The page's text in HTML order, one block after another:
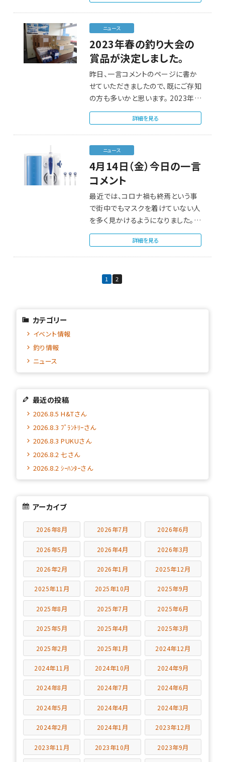
ニュース
2023年春の釣り大会の
賞品が決定しました。
昨日、一言コメントのページに書か
せていただきましたので、既にご存知
の方も多いかと思います。 2023年
春…
詳細を見る
ニュース
4月14日（金）今日の一言
コメント
最近では、コロナ禍も終焉という事
で街中でもマスクを着けていない人
を多く見かけるようになりました。私
自身も本来は…
詳細を見る
1 2
カテゴリー
イベント情報
釣り情報
ニュース
最近の投稿
2026.8.5 H&Tさん
2026.8.3 ﾌﾟﾗﾝﾄﾘｰさん
2026.8.3 PUKUさん
2026.8.2 七さん
2026.8.2 ｼｰﾊﾝﾀｰさん
アーカイブ
2026年8月 2026年7月 2026年6月
2026年5月 2026年4月 2026年3月
2026年2月 2026年1月 2025年12月
2025年11月 2025年10月 2025年9月
2025年8月 2025年7月 2025年6月
2025年5月 2025年4月 2025年3月
2025年2月 2025年1月 2024年12月
2024年11月 2024年10月 2024年9月
2024年8月 2024年7月 2024年6月
2024年5月 2024年4月 2024年3月
2024年2月 2024年1月 2023年12月
2023年11月 2023年10月 2023年9月